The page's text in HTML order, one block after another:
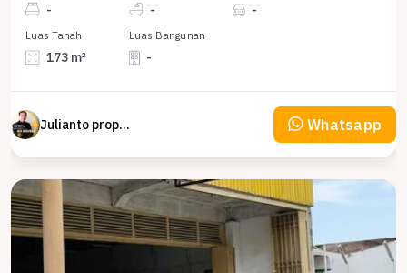
- - -
Luas Tanah
173 m²
Luas Bangunan
-
Julianto property Julianto Whatsapp